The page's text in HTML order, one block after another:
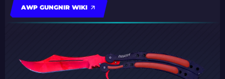
AWP GUNGNIR WIKI